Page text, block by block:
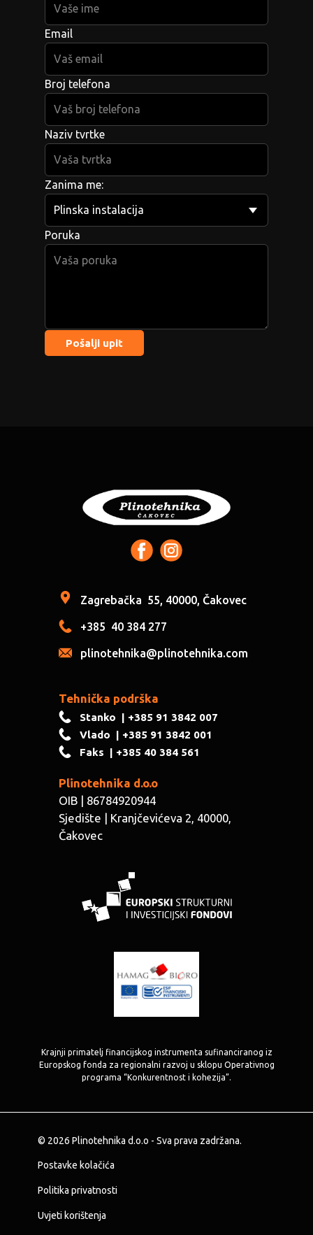
Email
Broj telefona
Naziv tvrtke
Zanima me:
Poruka
Pošalji upit
Zagrebačka 55, 40000, Čakovec
+385 40 384 277
plinotehnika@plinotehnika.com
Tehnička podrška
Stanko | +385 91 3842 007
Vlado | +385 91 3842 001
Faks | +385 40 384 561
Plinotehnika d.o.o
OIB | 86784920944
Sjedište | ​Kranjčevićeva 2, 40000,
Čakovec
Krajnji primatelj financijskog instrumenta sufinanciranog iz
Europskog fonda za regionalni razvoj u sklopu Operativnog
programa “Konkurentnost i kohezija”.
© 2026 Plinotehnika d.o.o - Sva prava zadržana.
Postavke kolačića
Politika privatnosti
Uvjeti korištenja